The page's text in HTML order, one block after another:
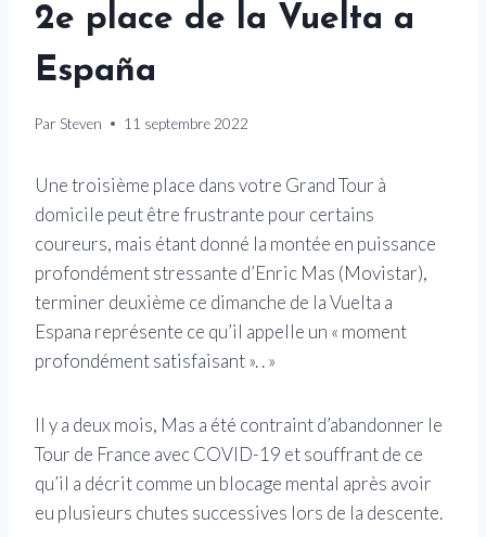
2e place de la Vuelta a
España
Par Steven 11 septembre 2022
Une troisième place dans votre Grand Tour à
domicile peut être frustrante pour certains
coureurs, mais étant donné la montée en puissance
profondément stressante d’Enric Mas (Movistar),
terminer deuxième ce dimanche de la Vuelta a
Espana représente ce qu’il appelle un « moment
profondément satisfaisant ». . »
Il y a deux mois, Mas a été contraint d’abandonner le
Tour de France avec COVID-19 et souffrant de ce
qu’il a décrit comme un blocage mental après avoir
eu plusieurs chutes successives lors de la descente.